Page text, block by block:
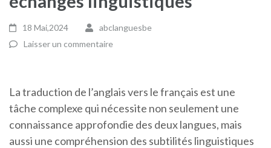
18 Mai,2024
abclanguesbe
Laisser un commentaire
La traduction de l’anglais vers le français est une
tâche complexe qui nécessite non seulement une
connaissance approfondie des deux langues, mais
aussi une compréhension des subtilités linguistiques